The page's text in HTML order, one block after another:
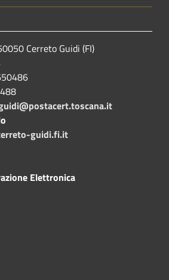
Cerreto Guidi (FI)
guidi.fi.it
Elettronica